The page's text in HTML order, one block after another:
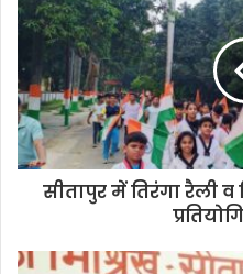
सीतापुर में तिरंगा रैली